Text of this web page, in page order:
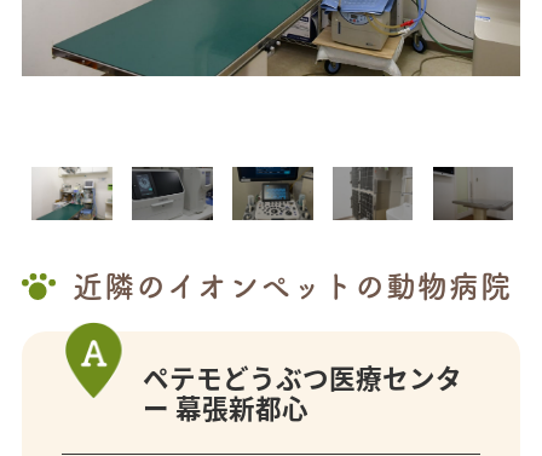
近隣のイオンぺットの動物病院
ペテモどうぶつ医療センタ
ー 幕張新都心